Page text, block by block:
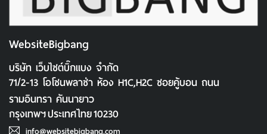
WebsiteBigbang
บริษัท เว็บไซต์บิ๊กแบง จำกัด
71/2-13 โอโซนพลาซ่า ห้อง H1C,H2C ซอยคู้บอน ถนน
รามอินทรา คันนายาว
กรุงเทพฯประเทศไทย10230